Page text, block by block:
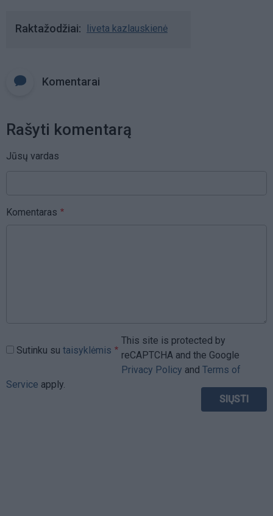
Raktažodžiai liveta kazlauskienė
Komentarai
Rašyti komentarą
Jūsų vardas
Komentaras
Sutinku su taisyklėmis
This site is protected by
reCAPTCHA and the Google
Privacy Policy and Terms of
Service apply.